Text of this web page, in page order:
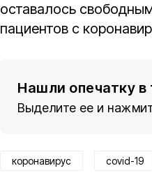
оставалось
пациентов с
Нашли опечатку в
Выделите ее и
коронавирус covid-19